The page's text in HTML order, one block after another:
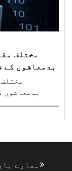
بدمعاشوں کے شکار، 79.25 لاکھ
ہمارے